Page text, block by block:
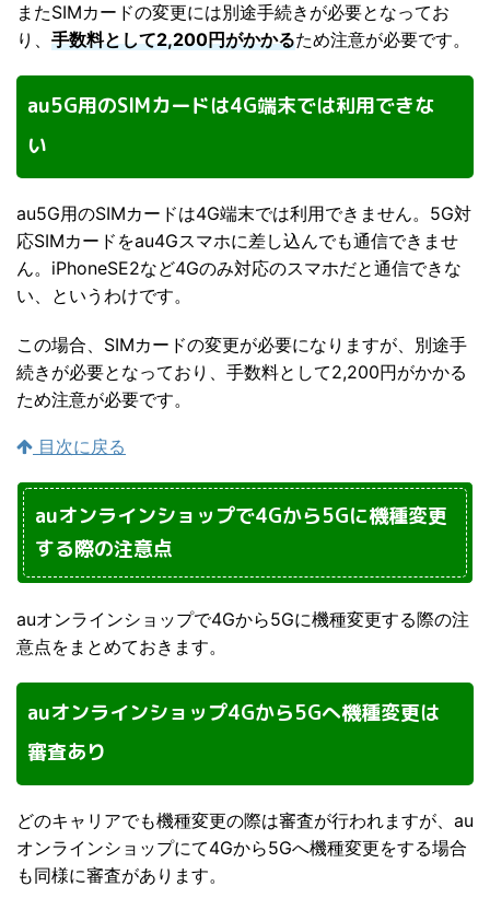
またSIMカードの変更には別途手続きが必要となってお
り、 手数料として2,200円がかかるため注意が必要です。
au5G用のSIMカードは4G端末では利用できな
い
au5G用のSIMカードは4G端末では利用できません。5G対
応SIMカードをau4Gスマホに差し込んでも通信できませ
ん。iPhoneSE2など4Gのみ対応のスマホだと通信できな
い、というわけです。
この場合、SIMカードの変更が必要になりますが、別途手
続きが必要となっており、手数料として2,200円がかかる
ため注意が必要です。
目次に戻る
auオンラインショップで4Gから5Gに機種変更
する際の注意点
auオンラインショップで4Gから5Gに機種変更する際の注
意点をまとめておきます。
auオンラインショップ4Gから5Gへ機種変更は
審査あり
どのキャリアでも機種変更の際は審査が行われますが、au
オンラインショップにて4Gから5Gへ機種変更をする場合
も同様に審査があります。